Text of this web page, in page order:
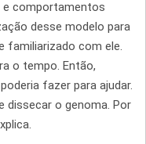
e comportamentos
desse modelo para
familiarizado com ele.
o tempo. Então,
fazer para ajudar.
dissecar o genoma. Por